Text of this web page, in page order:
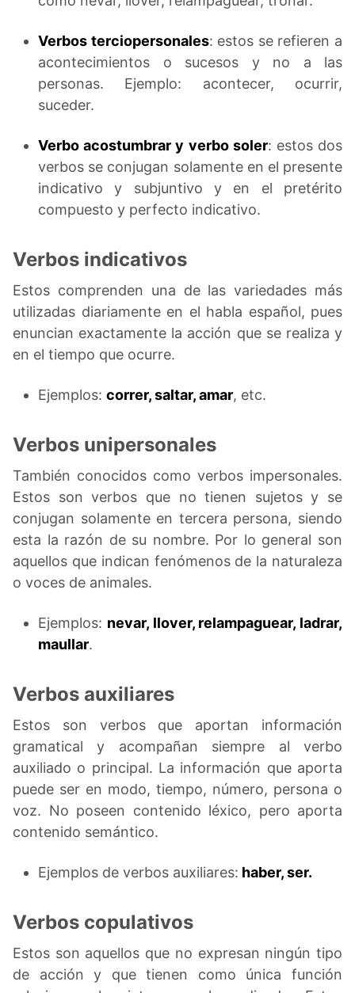
Verbos terciopersonales: estos se refieren a
acontecimientos o sucesos y no a las
personas. Ejemplo: acontecer, ocurrir,
suceder.
Verbo acostumbrar y verbo soler: estos dos
verbos se conjugan solamente en el presente
indicativo y subjuntivo y en el pretérito
compuesto y perfecto indicativo.
Verbos indicativos
Estos comprenden una de las variedades más
utilizadas diariamente en el habla español, pues
enuncian exactamente la acción que se realiza y
en el tiempo que ocurre.
Ejemplos: correr, saltar, amar, etc.
Verbos unipersonales
También conocidos como verbos impersonales.
Estos son verbos que no tienen sujetos y se
conjugan solamente en tercera persona, siendo
esta la razón de su nombre. Por lo general son
aquellos que indican fenómenos de la naturaleza
o voces de animales.
Ejemplos: nevar, llover, relampaguear, ladrar,
maullar.
Verbos auxiliares
Estos son verbos que aportan información
gramatical y acompañan siempre al verbo
auxiliado o principal. La información que aporta
puede ser en modo, tiempo, número, persona o
voz. No poseen contenido léxico, pero aporta
contenido semántico.
Ejemplos de verbos auxiliares: haber, ser.
Verbos copulativos
Estos son aquellos que no expresan ningún tipo
de acción y que tienen como única función